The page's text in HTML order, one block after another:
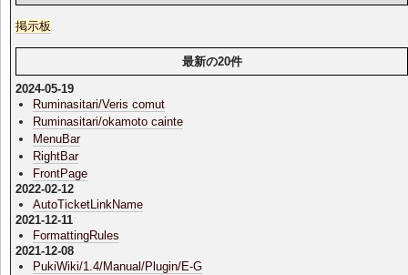
掲示板
最新の20件
2024-05-19
Ruminasitari/Veris comut
Ruminasitari/okamoto cainte
MenuBar
RightBar
FrontPage
2022-02-12
AutoTicketLinkName
2021-12-11
FormattingRules
2021-12-08
PukiWiki/1.4/Manual/Plugin/E-G